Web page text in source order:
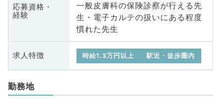
応募資格・
経験
一般皮膚科の保険診察が行える先
生・電子カルテの扱いにある程度
慣れた先生
求人特徴 時給1.3万円以上 駅近・徒歩圏内
勤務地